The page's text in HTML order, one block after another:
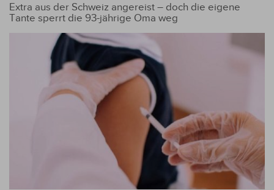
Extra aus der Schweiz angereist – doch die eigene
Tante sperrt die 93-jährige Oma weg